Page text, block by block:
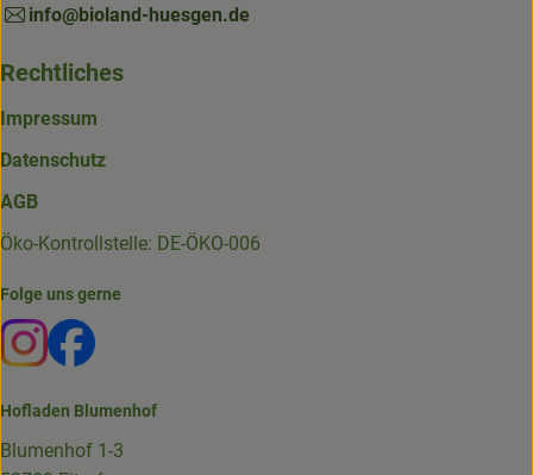
info@bioland-huesgen.de
Rechtliches
Impressum
Datenschutz
AGB
Öko-Kontrollstelle: DE-ÖKO-006
Folge uns gerne
Externer Link zu https://www.instagram.com/die.hofkiste/
Externer Link zu https://www.facebook.com/p/Die-
Hofladen Blumenhof
Blumenhof 1-3